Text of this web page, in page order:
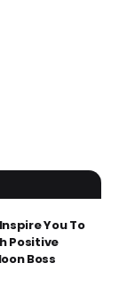
You To
Positive
Boss